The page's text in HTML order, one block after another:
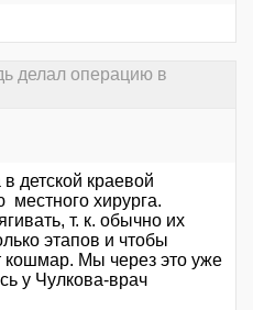
делал операцию в
детской краевой
хирурга.
т. к. обычно их
этапов и чтобы
кошмар. Мы через это уже
у Чулкова-врач